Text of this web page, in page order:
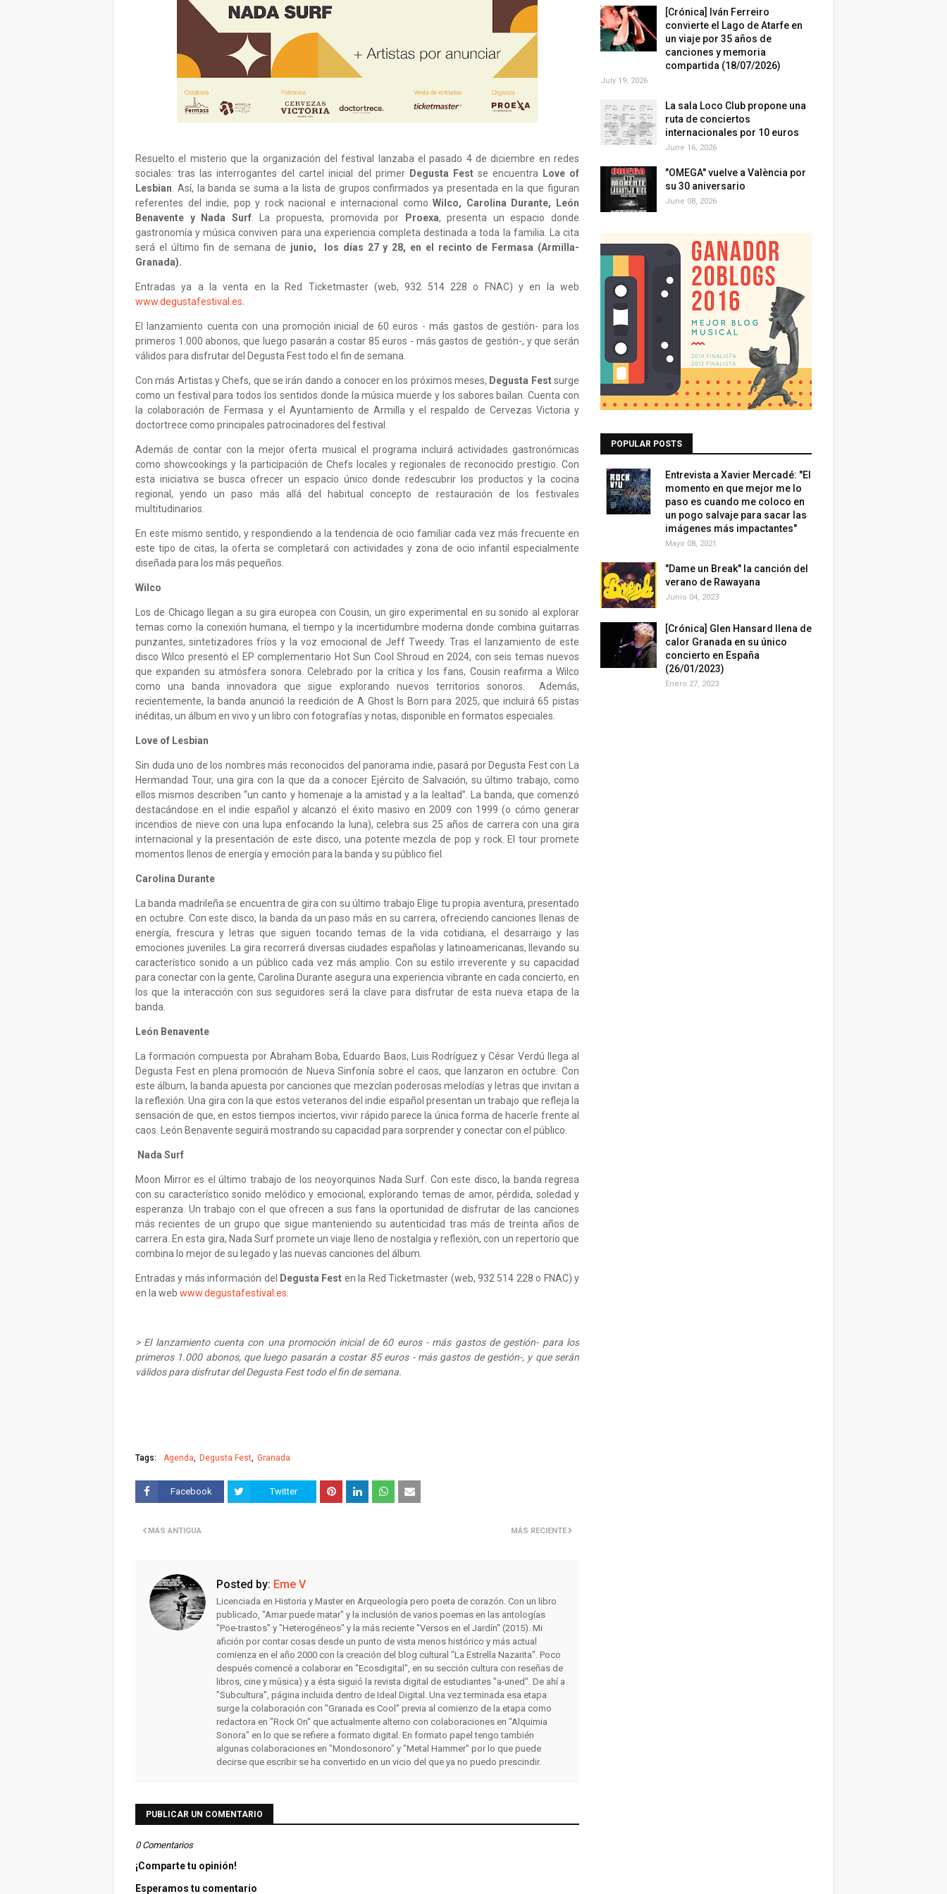
Resuelto el misterio que la organización del festival lanzaba el pasado 4 de diciembre en redes
sociales: tras las interrogantes del cartel inicial del primerDegusta Festse encuentra
Love of
Lesbian . Así, la banda se suma a la lista de grupos confirmados ya presentada en la que figuran
referentes del indie, pop y rock nacional e internacional comoWilco, Carolina Durante, León
Benavente y Nada Surf. La propuesta, promovida por Proexa, presenta un espacio donde
gastronomía y música conviven para una experiencia completa destinada a toda la familia. La cita
será el último fin de semana de junio, los días 27 y 28, en el recinto de Fermasa (Armilla-
Granada).
Entradas ya a la venta en la Red Ticketmaster (web, 932 514 228 o FNAC) y en la web
www.degustafestival.es
El lanzamiento cuenta con una promoción inicial de 60 euros - más gastos de gestión- para los
primeros 1.000 abonos, que luego pasarán a costar 85 euros - más gastos de gestión-, y que serán
válidos para disfrutar del Degusta Fest todo el fin de semana.
Con más Artistas y Chefs, que se irán dando a conocer en los próximos meses, Degusta Festsurge
como un festival para todos los sentidos donde la música muerde y los sabores bailan. Cuenta con
la colaboración de Fermasa y el Ayuntamiento de Armilla y el respaldo de Cervezas Victoria y
doctortrece como principales patrocinadores del festival.
Además de contar con la mejor oferta musical el programa incluirá actividades gastronómicas
como showcookings y la participación de Chefs locales y regionales de reconocido prestigio. Con
esta iniciativa se busca ofrecer un espacio único donde redescubrir los productos y la cocina
regional, yendo un paso más allá del habitual concepto de restauración de los festivales
multitudinarios.
En este mismo sentido, y respondiendo a la tendencia de ocio familiar cada vez más frecuente en
este tipo de citas, la oferta se completará con actividades y zona de ocio infantil especialmente
diseñada para los más pequeños.
Wilco
Los de Chicago llegan a su gira europea con Cousin, un giro experimental en su sonido al explorar
temas como la conexión humana, el tiempo y la incertidumbre moderna donde combina guitarras
punzantes, sintetizadores fríos y la voz emocional de Jeff Tweedy. Tras el lanzamiento de este
disco Wilco presentó el EP complementario Hot Sun Cool Shroud en 2024, con seis temas nuevos
que expanden su atmósfera sonora. Celebrado por la crítica y los fans, Cousin reafirma a Wilco
como una banda innovadora que sigue explorando nuevos territorios sonoros. Además,
recientemente, la banda anunció la reedición de A Ghost Is Born para 2025, que incluirá 65 pistas
inéditas, un álbum en vivo y un libro con fotografías y notas, disponible en formatos especiales.
Love of Lesbian
Sin duda uno de los nombres más reconocidos del panorama indie, pasará por Degusta Fest con La
Hermandad Tour, una gira con la que da a conocer Ejército de Salvación, su último trabajo, como
ellos mismos describen “un canto y homenaje a la amistad y a la lealtad”. La banda, que comenzó
destacándose en el indie español y alcanzó el éxito masivo en 2009 con 1999 (o cómo generar
incendios de nieve con una lupa enfocando la luna), celebra sus 25 años de carrera con una gira
internacional y la presentación de este disco, una potente mezcla de pop y rock. El tour promete
momentos llenos de energía y emoción para la banda y su público fiel.
Carolina Durante
La banda madrileña se encuentra de gira con su último trabajo Elige tu propia aventura, presentado
en octubre. Con este disco, la banda da un paso más en su carrera, ofreciendo canciones llenas de
energía, frescura y letras que siguen tocando temas de la vida cotidiana, el desarraigo y las
emociones juveniles. La gira recorrerá diversas ciudades españolas y latinoamericanas, llevando su
característico sonido a un público cada vez más amplio. Con su estilo irreverente y su capacidad
para conectar con la gente, Carolina Durante asegura una experiencia vibrante en cada concierto, en
los que la interacción con sus seguidores será la clave para disfrutar de esta nueva etapa de la
banda.
León Benavente
La formación compuesta por Abraham Boba, Eduardo Baos, Luis Rodríguez y César Verdú llega al
Degusta Fest en plena promoción de Nueva Sinfonía sobre el caos, que lanzaron en octubre. Con
este álbum, la banda apuesta por canciones que mezclan poderosas melodías y letras que invitan a
la reflexión. Una gira con la que estos veteranos del indie español presentan un trabajo que refleja la
sensación de que, en estos tiempos inciertos, vivir rápido parece la única forma de hacerle frente al
caos. León Benavente seguirá mostrando su capacidad para sorprender y conectar con el público.
Nada Surf
Moon Mirror es el último trabajo de los neoyorquinos Nada Surf. Con este disco, la banda regresa
con su característico sonido melódico y emocional, explorando temas de amor, pérdida, soledad y
esperanza. Un trabajo con el que ofrecen a sus fans la oportunidad de disfrutar de las canciones
más recientes de un grupo que sigue manteniendo su autenticidad tras más de treinta años de
carrera. En esta gira, Nada Surf promete un viaje lleno de nostalgia y reflexión, con un repertorio que
combina lo mejor de su legado y las nuevas canciones del álbum.
Entradas y más información del Degusta Fest en la Red Ticketmaster (web, 932 514 228 o FNAC) y
en la web www.degustafestival.es
> El lanzamiento cuenta con una promoción inicial de 60 euros - más gastos de gestión- para los
primeros 1.000 abonos, que luego pasarán a costar 85 euros - más gastos de gestión-, y que serán
válidos para disfrutar del Degusta Fest todo el fin de semana.
Tags: Agenda Degusta Fest Granada
Facebook Twitter
MÁS RECIENTE
MÁS ANTIGUA
Posted by: Eme V
Licenciada en Historia y Master en Arqueología pero poeta de corazón. Con un libro
publicado, "Amar puede matar" y la inclusión de varios poemas en las antologías
"Poe-trastos" y "Heterogéneos" y la más reciente "Versos en el Jardín" (2015). Mi
afición por contar cosas desde un punto de vista menos histórico y más actual
comienza en el año 2000 con la creación del blog cultural "La Estrella Nazarita". Poco
después comencé a colaborar en "Ecosdigital", en su sección cultura con reseñas de
libros, cine y música) y a ésta siguió la revista digital de estudiantes "a-uned". De ahí a
"Subcultura", página incluida dentro de Ideal Digital. Una vez terminada esa etapa
surge la colaboración con "Granada es Cool" previa al comienzo de la etapa como
redactora en "Rock On" que actualmente alterno con colaboraciones en "Alquimia
Sonora" en lo que se refiere a formato digital. En formato papel tengo también
algunas colaboraciones en "Mondosonoro" y "Metal Hammer" por lo que puede
decirse que escribir se ha convertido en un vicio del que ya no puedo prescindir.
PUBLICAR UN COMENTARIO
0 Comentarios
¡Comparte tu opinión!
Esperamos tu comentario
[Crónica] Iván Ferreiro
convierte el Lago de Atarfe en
un viaje por 35 años de
canciones y memoria
compartida (18/07/2026)
July 19, 2026
La sala Loco Club propone una
ruta de conciertos
internacionales por 10 euros
June 16, 2026
"OMEGA" vuelve a València por
su 30 aniversario
June 08, 2026
POPULAR POSTS
Entrevista a Xavier Mercadé: "El
momento en que mejor me lo
paso es cuando me coloco en
un pogo salvaje para sacar las
imágenes más impactantes"
Mayo 08, 2021
"Dame un Break" la canción del
verano de Rawayana
Junio 04, 2023
[Crónica] Glen Hansard llena de
calor Granada en su único
concierto en España
(26/01/2023)
Enero 27, 2023